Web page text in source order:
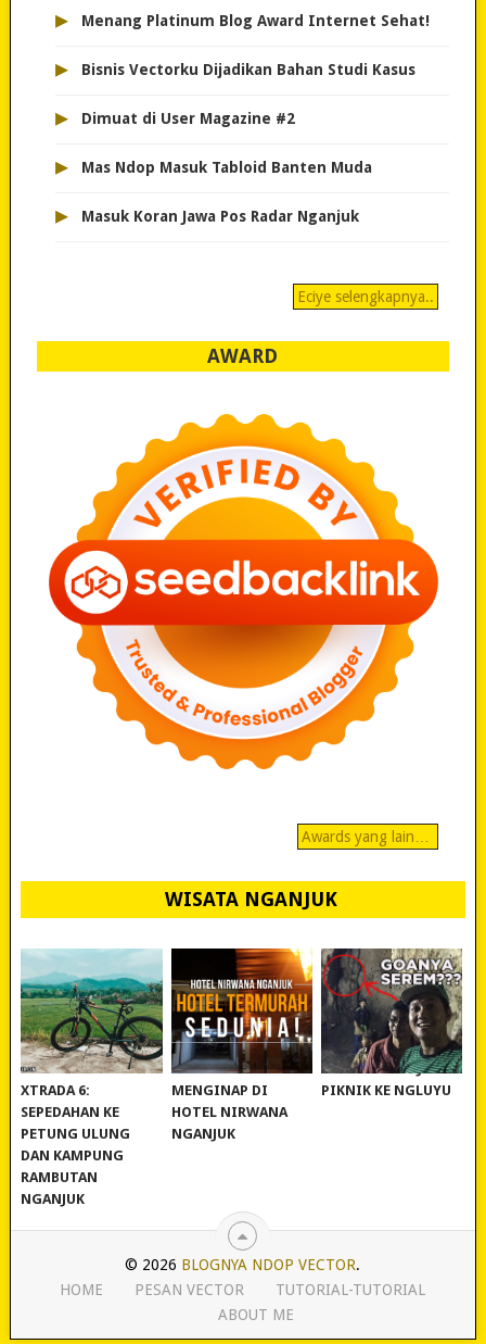
▸ Menang Platinum Blog Award Internet Sehat!
▸ Bisnis Vectorku Dijadikan Bahan Studi Kasus
▸ Dimuat di User Magazine #2
▸ Mas Ndop Masuk Tabloid Banten Muda
▸ Masuk Koran Jawa Pos Radar Nganjuk
Eciye selengkapnya..
AWARD
Awards yang lain…
WISATA NGANJUK
REVIEW POLYGON
XTRADA 6:
SEPEDAHAN KE
PETUNG ULUNG
DAN KAMPUNG
RAMBUTAN
NGANJUK
MURAH BANGET!
MENGINAP DI
HOTEL NIRWANA
NGANJUK
WISATA NGANJUK:
PIKNIK KE NGLUYU
© 2026 BLOGNYA NDOP VECTOR.
HOME
PESAN VECTOR
TUTORIAL-TUTORIAL
ABOUT ME